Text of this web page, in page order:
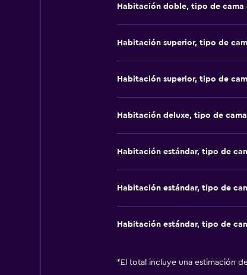
Habitación doble, tipo de cama
Habitación superior, tipo de
Habitación superior, tipo de
Habitación deluxe, tipo de
Habitación estándar, tipo de
Habitación estándar, tipo de
Habitación estándar, tipo de
* El total incluye una estimación